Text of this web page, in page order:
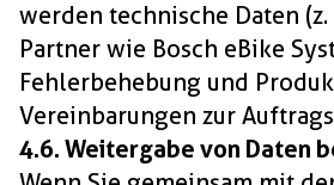
werden technische Daten
Partner wie Bosch eBike
Fehlerbehebung und
Vereinbarungen zur
4.6. Weitergabe von Daten